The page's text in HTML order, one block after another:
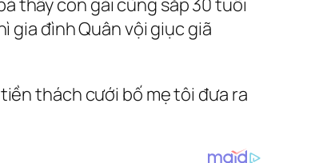
gia đình Quân vội giục giã
thách cưới bố mẹ tôi đưa ra